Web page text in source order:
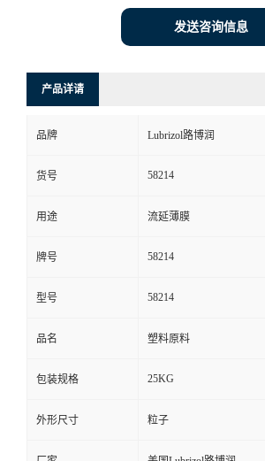
发送咨询信息
产品详请
品牌 Lubrizol路博润
货号 58214
用途 流延薄膜
牌号 58214
型号 58214
品名 塑料原料
包装规格 25KG
外形尺寸 粒子